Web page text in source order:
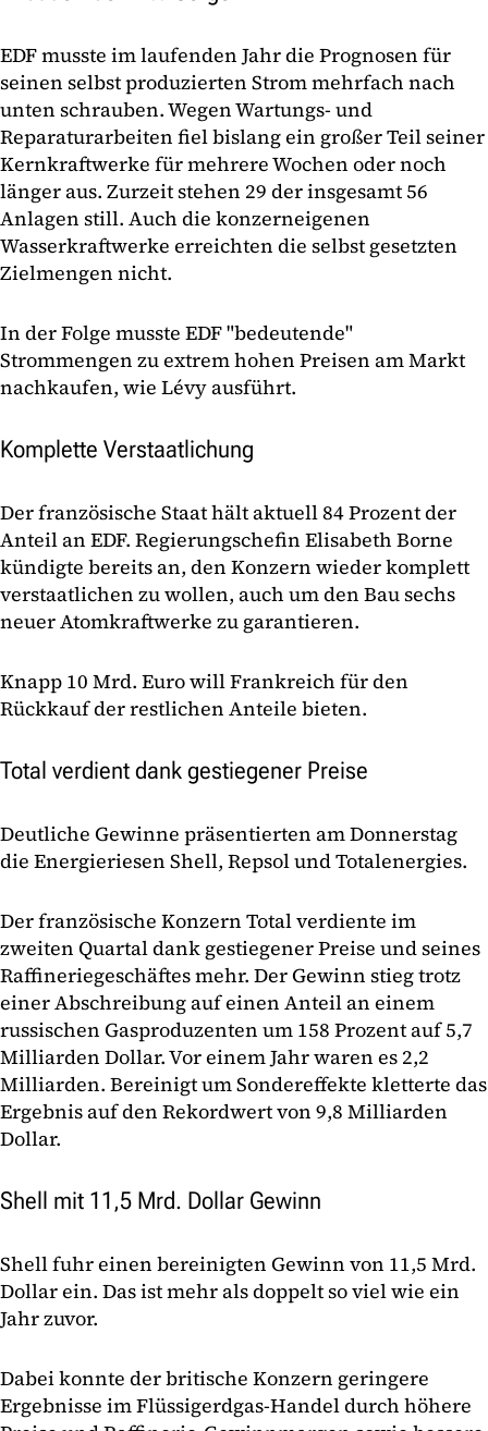
EDF musste im laufenden Jahr die Prognosen für
seinen selbst produzierten Strom mehrfach nach
unten schrauben. Wegen Wartungs- und
Reparaturarbeiten fiel bislang ein großer Teil seiner
Kernkraftwerke für mehrere Wochen oder noch
länger aus. Zurzeit stehen 29 der insgesamt 56
Anlagen still. Auch die konzerneigenen
Wasserkraftwerke erreichten die selbst gesetzten
Zielmengen nicht.
In der Folge musste EDF "bedeutende"
Strommengen zu extrem hohen Preisen am Markt
nachkaufen, wie Lévy ausführt.
Komplette Verstaatlichung
Der französische Staat hält aktuell 84 Prozent der
Anteil an EDF. Regierungschefin Elisabeth Borne
kündigte bereits an, den Konzern wieder komplett
verstaatlichen zu wollen, auch um den Bau sechs
neuer Atomkraftwerke zu garantieren.
Knapp 10 Mrd. Euro will Frankreich für den
Rückkauf der restlichen Anteile bieten.
Total verdient dank gestiegener Preise
Deutliche Gewinne präsentierten am Donnerstag
die Energieriesen Shell, Repsol und Totalenergies.
Der französische Konzern Total verdiente im
zweiten Quartal dank gestiegener Preise und seines
Raffineriegeschäftes mehr. Der Gewinn stieg trotz
einer Abschreibung auf einen Anteil an einem
russischen Gasproduzenten um 158 Prozent auf 5,7
Milliarden Dollar. Vor einem Jahr waren es 2,2
Milliarden. Bereinigt um Sondereffekte kletterte das
Ergebnis auf den Rekordwert von 9,8 Milliarden
Dollar.
Shell mit 11,5 Mrd. Dollar Gewinn
Shell fuhr einen bereinigten Gewinn von 11,5 Mrd.
Dollar ein. Das ist mehr als doppelt so viel wie ein
Jahr zuvor.
Dabei konnte der britische Konzern geringere
Ergebnisse im Flüssigerdgas-Handel durch höhere